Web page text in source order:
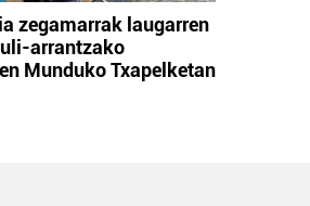
zegamarrak laugarren
arrantzako
Munduko Txapelketan